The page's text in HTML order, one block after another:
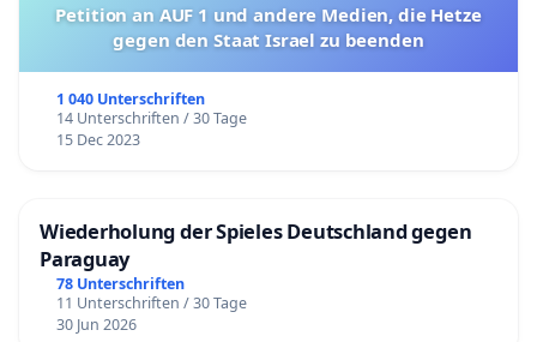
Petition an AUF 1 und andere Medien, die Hetze
gegen den Staat Israel zu beenden
1 040 Unterschriften
14 Unterschriften / 30 Tage
15 Dec 2023
Wiederholung der Spieles Deutschland gegen
Paraguay
78 Unterschriften
11 Unterschriften / 30 Tage
30 Jun 2026